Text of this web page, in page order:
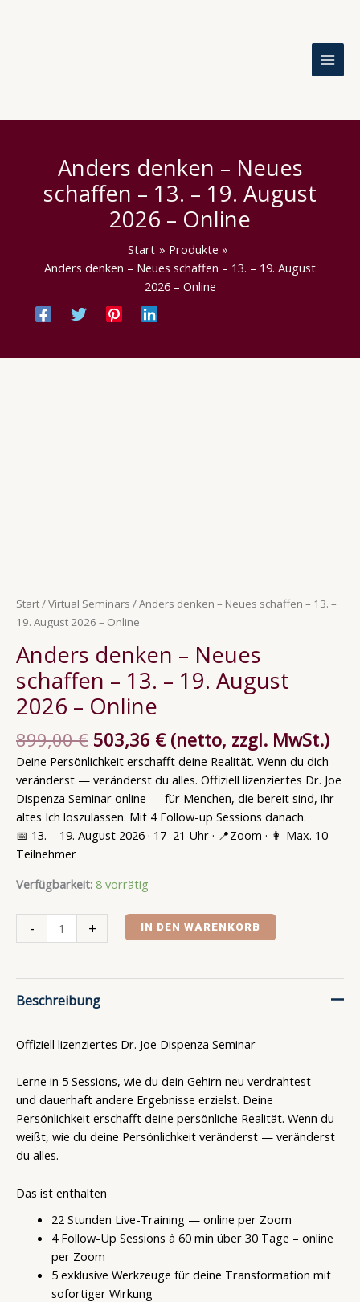
Anders denken – Neues
schaffen – 13. – 19. August
2026 – Online
Start
Produkte
Anders denken – Neues schaffen – 13. – 19. August
2026 – Online
Start/Virtual Seminars / Anders denken – Neues schaffen – 13. –
19. August 2026 – Online
Anders denken – Neues
schaffen – 13. – 19. August
2026 – Online
899,00€ 503,36 € (netto, zzgl. MwSt.)
Deine Persönlichkeit erschafft deine Realität. Wenn du dich
veränderst — veränderst du alles. Offiziell lizenziertes Dr. Joe
Dispenza Seminar online — für Menchen, die bereit sind, ihr
altes Ich loszulassen. Mit 4 Follow-up Sessions danach.
📅 13. – 19. August 2026 · 17–21 Uhr · 📍Zoom · 👩 Max. 10
Teilnehmer
Verfügbarkeit: 8 vorrätig
-
Online
Menge
+ IN DEN WARENKORB
Beschreibung
Offiziell lizenziertes Dr. Joe Dispenza Seminar
Lerne in 5 Sessions, wie du dein Gehirn neu verdrahtest —
und dauerhaft andere Ergebnisse erzielst. Deine
Persönlichkeit erschafft deine persönliche Realität. Wenn du
weißt, wie du deine Persönlichkeit veränderst — veränderst
du alles.
Das ist enthalten
22 Stunden Live-Training — online per Zoom
4 Follow-Up Sessions à 60 min über 30 Tage – online
per Zoom
5 exklusive Werkzeuge für deine Transformation mit
sofortiger Wirkung